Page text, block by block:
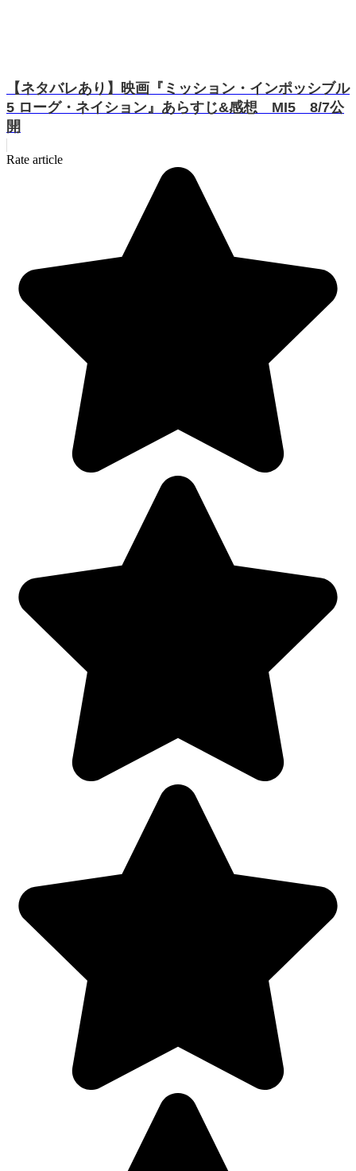
【ネタバレあり】映画『ミッション・インポッシブル
5 ローグ・ネイション』あらすじ&感想 MI5 8/7公
開
Rate article